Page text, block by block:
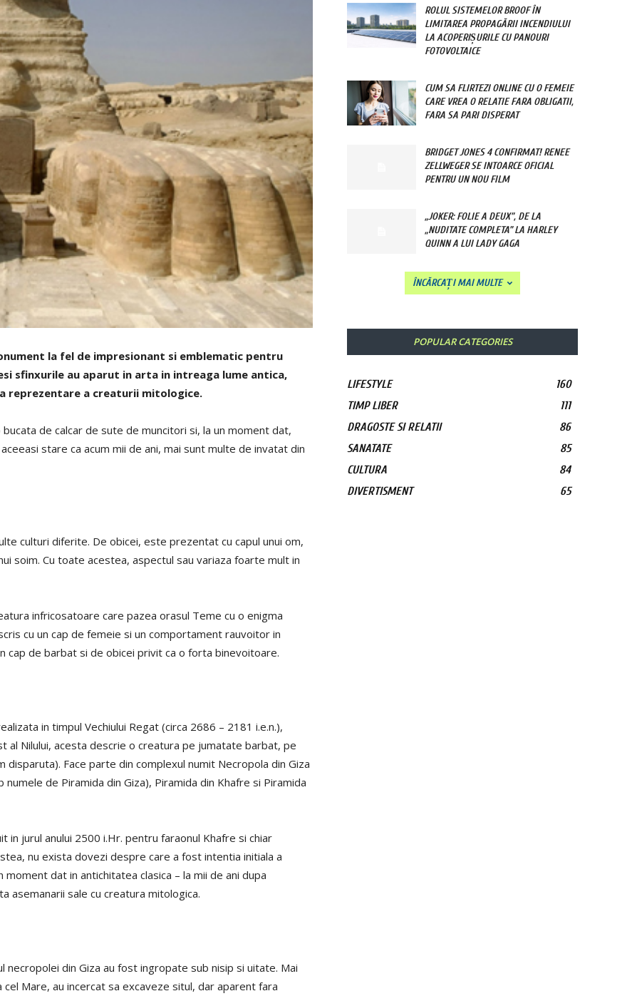
la fel de impresionant si emblematic pentru
sfinxurile au aparut in arta in intreaga lume antica,
reprezentare a creaturii mitologice.
de calcar de sute de muncitori si, la un moment dat,
stare ca acum mii de ani, mai sunt multe de invatat din
culturi diferite. De obicei, este prezentat cu capul unui om,
soim. Cu toate acestea, aspectul sau variaza foarte mult in
infricosatoare care pazea orasul Teme cu o enigma
cu un cap de femeie si un comportament rauvoitor in
de barbat si de obicei privit ca o forta binevoitoare.
in timpul Vechiului Regat (circa 2686 – 2181 i.e.n.),
al Nilului, acesta descrie o creatura pe jumatate barbat, pe
Face parte din complexul numit Necropola din Giza
de Piramida din Giza), Piramida din Khafre si Piramida
jurul anului 2500 i.Hr. pentru faraonul Khafre si chiar
nu exista dovezi despre care a fost intentia initiala a
moment dat in antichitatea clasica – la mii de ani dupa
asemanarii sale cu creatura mitologica.
din Giza au fost ingropate sub nisip si uitate. Mai
Mare, au incercat sa excaveze situl, dar aparent fara
ROLUL SISTEMELOR BROOF ÎN
LIMITAREA PROPAGĂRII INCENDIULUI
LA ACOPERIȘURILE CU PANOURI
FOTOVOLTAICE
CUM SA FLIRTEZI ONLINE CU O FEMEIE
CARE VREA O RELATIE FARA OBLIGATII,
FARA SA PARI DISPERAT
BRIDGET JONES 4 CONFIRMAT! RENEE
ZELLWEGER SE INTOARCE OFICIAL
PENTRU UN NOU FILM
„JOKER: FOLIE A DEUX”, DE LA
„NUDITATE COMPLETA” LA HARLEY
QUINN A LUI LADY GAGA
ÎNCĂRCAȚI MAI MULTE
POPULAR CATEGORIES
LIFESTYLE
160
TIMP LIBER
111
DRAGOSTE SI RELATII
86
SANATATE
85
CULTURA
84
DIVERTISMENT
65